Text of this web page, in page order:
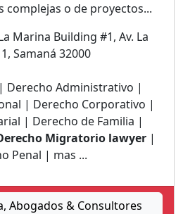
o de proyectos...
Marina Building #1, Av. La
Samaná 32000
Derecho Administrativo |
| Derecho Corporativo |
| Derecho de Familia |
Migratorio lawyer |
Penal | mas ...
Abogados & Consultores